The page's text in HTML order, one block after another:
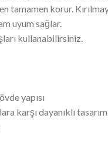
tamamen korur.
uyum sağlar.
kullanabilirsiniz.
yapısı
karşı dayanıklı tasarım